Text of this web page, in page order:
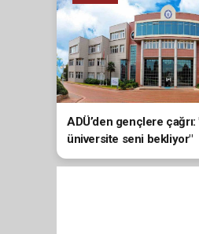
ADÜ’den gençlere
üniversite seni bekliyor"